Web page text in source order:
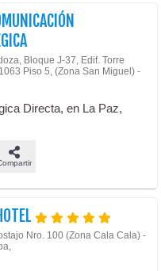
Bloque J-37, Edif. Torre
Piso 5, (Zona San Miguel) -
Directa, en La Paz,
Nro. 100 (Zona Cala Cala) -